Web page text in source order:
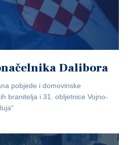
Dalibora
pobjede i domovinske
branitelja i 31. obljetnice Vojno-